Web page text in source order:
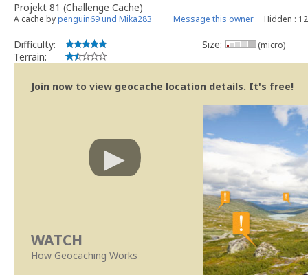
Projekt 81 (Challenge Cache)
A cache bypenguin69 und Mika283 Message this owner Hidden :
Difficulty:
Terrain:
Size: (micro)
Join now to view geocache location details. It's free!
WATCH
How Geocaching Works